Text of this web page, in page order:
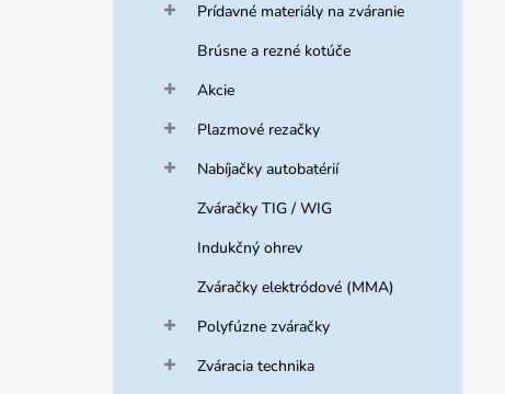
Prídavné materiály na zváranie
Brúsne a rezné kotúče
Akcie
Plazmové rezačky
Nabíjačky autobatérií
Zváračky TIG / WIG
Indukčný ohrev
Zváračky elektródové (MMA)
Polyfúzne zváračky
Zváracia technika